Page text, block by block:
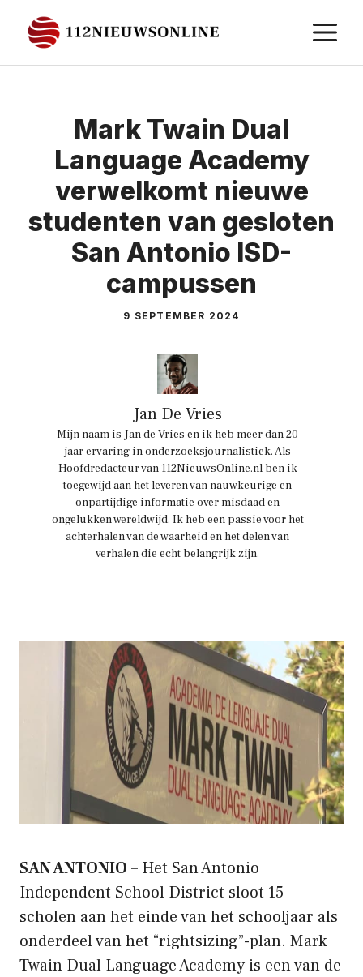
naar
de
Mark Twain Dual
Language Academy
verwelkomt nieuwe
studenten van gesloten
San Antonio ISD-
campussen
9 SEPTEMBER 2024
Jan De Vries
Mijn naam is Jan de Vries en ik heb meer dan 20
jaar ervaring in onderzoeksjournalistiek. Als
Hoofdredacteur van 112NieuwsOnline.nl ben ik
toegewijd aan het leveren van nauwkeurige en
onpartijdige informatie over misdaad en
ongelukken wereldwijd. Ik heb een passie voor het
achterhalen van de waarheid en het delen van
verhalen die echt belangrijk zijn.
SAN ANTONIO – Het San Antonio
Independent School District sloot 15
scholen aan het einde van het schooljaar als
onderdeel van het “rightsizing”-plan. Mark
Twain Dual Language Academy is een van de